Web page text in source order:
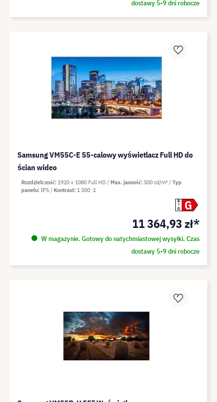
dostawy 5-9 dni robocze
Samsung VM55C-E 55-calowy wyświetlacz Full HD do
ścian wideo
A
G
G
11 364,93 zł*
W magazynie. Gotowy do natychmiastowej wysyłki. Czas
dostawy 5-9 dni robocze
Rozdzielczość 1920 x 1080 Full HD Max. jasność 500 cd/m²
Typ
panelu IPS Kontrast 1 000 :1